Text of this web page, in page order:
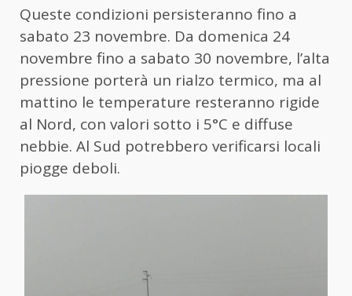
Queste condizioni persisteranno fino a
sabato 23 novembre. Da domenica 24
novembre fino a sabato 30 novembre, l’alta
pressione porterà un rialzo termico, ma al
mattino le temperature resteranno rigide
al Nord, con valori sotto i 5°C e diffuse
nebbie. Al Sud potrebbero verificarsi locali
piogge deboli.